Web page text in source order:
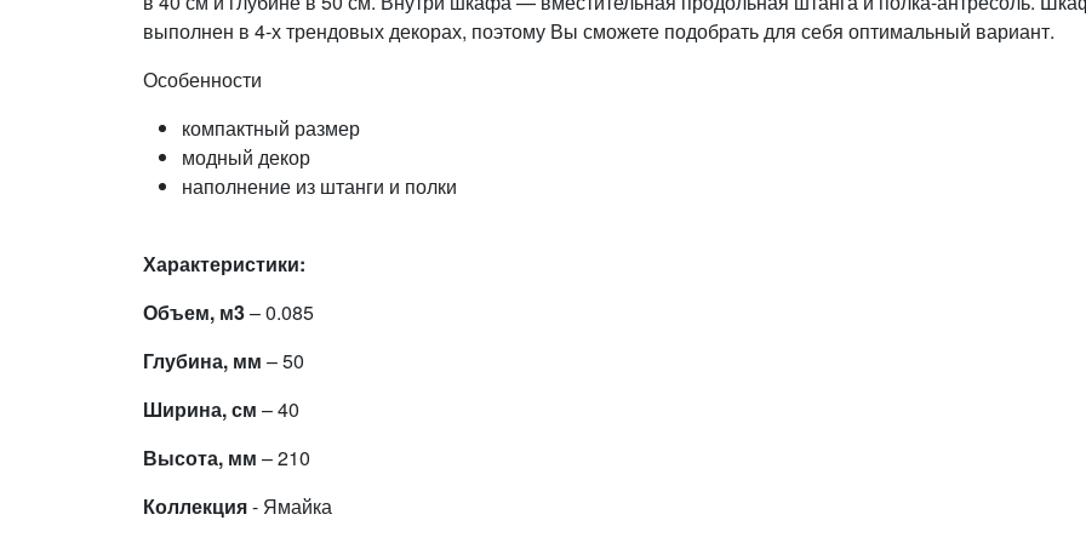
выполнен в 4-х трендовых декорах, поэтому Вы сможете подобрать для себя оптимальный вариант.
Особенности
компактный размер
модный декор
наполнение из штанги и полки
Характеристики:
Объем, м3– 0.085
Глубина, мм – 50
Ширина, см – 40
Высота, мм – 210
Коллекция- Ямайка